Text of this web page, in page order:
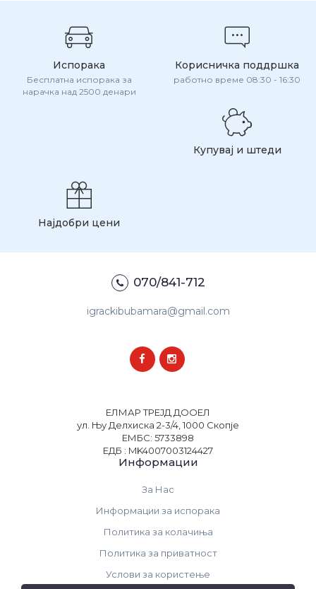
Испорака
Бесплатна испорака за
нарачка над 2500 денари
Корисничка поддршка
работно време 08:30 - 16:30
Купувај и штеди
Најдобри цени
070/841-712
igrackibubamara@gmail.com
ЕЛМАР ТРЕЈД ДООЕЛ
ул. Њу Делхиска 2-3/4, 1000 Скопје
ЕМБС: 5733898
ЕДБ : MK4007003124427
Информации
За Нас
Информации за испорака
Политика за колачиња
Политика за приватност
Услови за користење